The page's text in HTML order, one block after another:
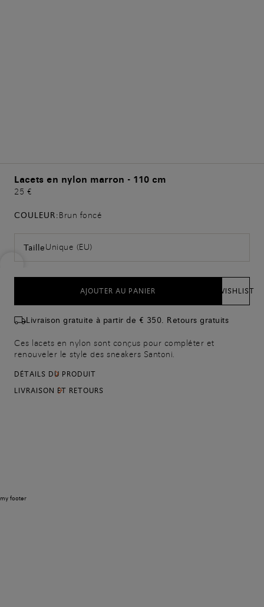
Lacets en nylon marron - 110 cm
25 €
COULEUR:Brun foncé
TailleUnique (EU)
AJOUTER AU PANIER WISHLIST
Livraison gratuite à partir de € 350. Retours gratuits
Ces lacets en nylon sont conçus pour compléter et
renouveler le style des sneakers Santoni.
DÉTAILS DU PRODUIT
LIVRAISON ET RETOURS
my footer